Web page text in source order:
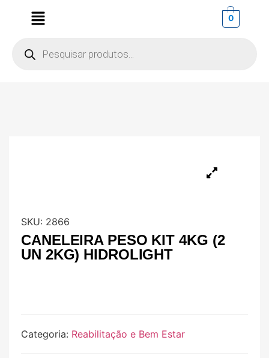
0
SKU: 2866
CANELEIRA PESO KIT 4KG (2
UN 2KG) HIDROLIGHT
Categoria: Reabilitação e Bem Estar